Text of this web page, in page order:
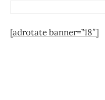
[adrotate banner=”18″]